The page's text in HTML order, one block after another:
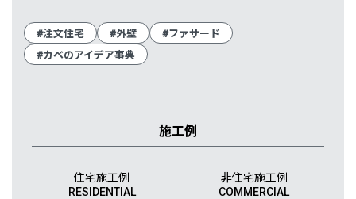
#注文住宅 #外壁
#ファサード
#カベのアイデア事典
施工例
住宅施工例
RESIDENTIAL
非住宅施工例
COMMERCIAL